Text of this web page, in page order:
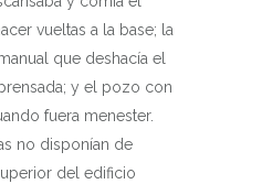
vueltas a la base; la
que deshacía el
y el pozo con
fuera menester.
no disponían de
del edificio